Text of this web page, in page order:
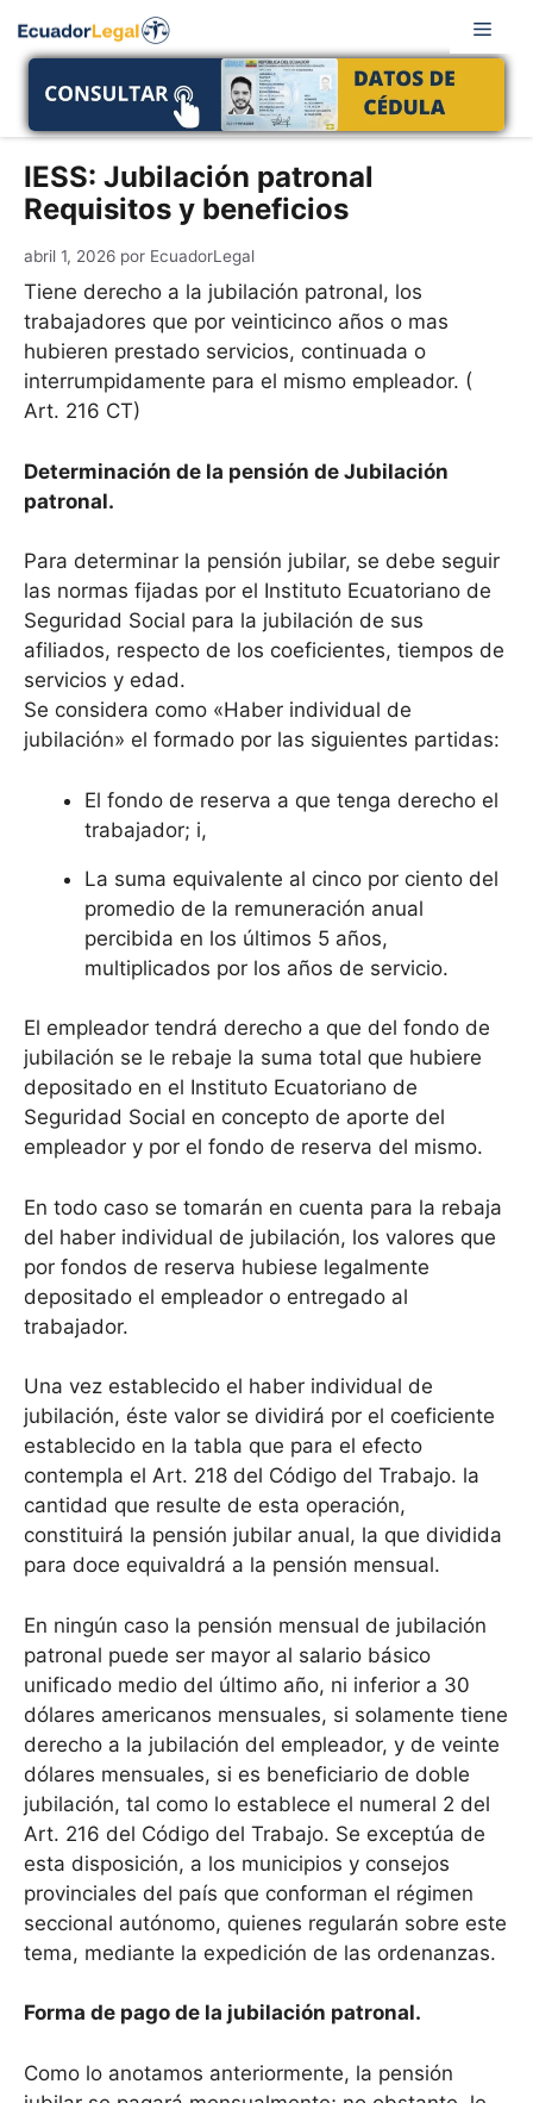
IESS: Jubilación patronal
Requisitos y beneficios
abril 1, 2026 por EcuadorLegal
Tiene derecho a la jubilación patronal, los
trabajadores que por veinticinco años o mas
hubieren prestado servicios, continuada o
interrumpidamente para el mismo empleador. (
Art. 216 CT)
Determinación de la pensión de Jubilación
patronal.
Para determinar la pensión jubilar, se debe seguir
las normas fijadas por el Instituto Ecuatoriano de
Seguridad Social para la jubilación de sus
afiliados, respecto de los coeficientes, tiempos de
servicios y edad.
Se considera como «Haber individual de
jubilación» el formado por las siguientes partidas:
El fondo de reserva a que tenga derecho el
trabajador; i,
La suma equivalente al cinco por ciento del
promedio de la remuneración anual
percibida en los últimos 5 años,
multiplicados por los años de servicio.
El empleador tendrá derecho a que del fondo de
jubilación se le rebaje la suma total que hubiere
depositado en el Instituto Ecuatoriano de
Seguridad Social en concepto de aporte del
empleador y por el fondo de reserva del mismo.
En todo caso se tomarán en cuenta para la rebaja
del haber individual de jubilación, los valores que
por fondos de reserva hubiese legalmente
depositado el empleador o entregado al
trabajador.
Una vez establecido el haber individual de
jubilación, éste valor se dividirá por el coeficiente
establecido en la tabla que para el efecto
contempla el Art. 218 del Código del Trabajo. la
cantidad que resulte de esta operación,
constituirá la pensión jubilar anual, la que dividida
para doce equivaldrá a la pensión mensual.
En ningún caso la pensión mensual de jubilación
patronal puede ser mayor al salario básico
unificado medio del último año, ni inferior a 30
dólares americanos mensuales, si solamente tiene
derecho a la jubilación del empleador, y de veinte
dólares mensuales, si es beneficiario de doble
jubilación, tal como lo establece el numeral 2 del
Art. 216 del Código del Trabajo. Se exceptúa de
esta disposición, a los municipios y consejos
provinciales del país que conforman el régimen
seccional autónomo, quienes regularán sobre este
tema, mediante la expedición de las ordenanzas.
Forma de pago de la jubilación patronal.
Como lo anotamos anteriormente, la pensión